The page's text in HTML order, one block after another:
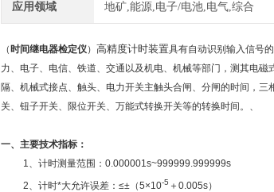
应用领域 地矿,能源,电子/电池,电气,综合
（ 时间继电器检定仪） 高精度计时装置具有自动识别输入信号
力、电子、电信、铁道、交通以及机电、机械等部门，测其电
隔、机械式接点、触头、电力开关主触头合闸、分闸的时间，
关、钮子开关、限位开关、万能式转换开关等的转换时间。、
一、主要技术指标：
1、计时测量范围：0.000001s~999999.999999s
2、计时*大允许误差：≤±（5×10-5 ＋0.005s）